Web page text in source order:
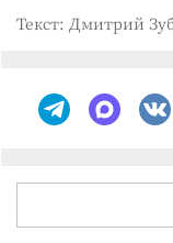
Текст: Дмитрий